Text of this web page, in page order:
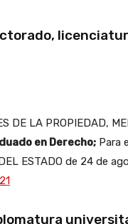
DE LA PROPIEDAD,
en Derecho; Para
ESTADO de 24 de